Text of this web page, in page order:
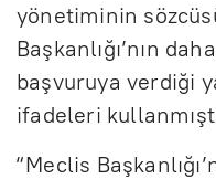
yönetiminin
Başkanlığı’nın
başvuruya verdiği
ifadeleri
“Meclis